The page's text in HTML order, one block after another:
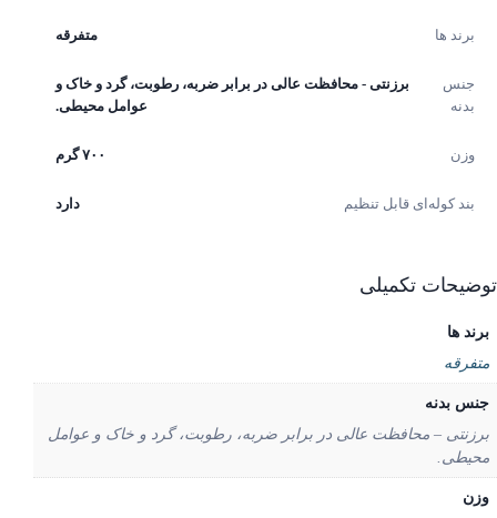
برند ها متفرقه
جنس
بدنه
برزنتی - محافظت عالی در برابر ضربه، رطوبت، گرد و خاک و
عوامل محیطی.
وزن ۷۰۰ گرم
بند کوله‌ای قابل تنظیم دارد
تکمیلی
ها
بدنه
– محافظت عالی در برابر ضربه، رطوبت، گرد و خاک و عوامل